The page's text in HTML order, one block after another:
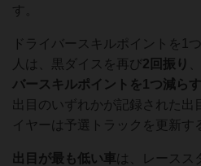
す。
ドライバースキルポイントを1
人は、黒ダイスを再び2回振り
バースキルポイントを1つ減らす
出目のいずれかが記録された出
イヤーは予選トラックを更新す
出目が最も低い車は、レースス